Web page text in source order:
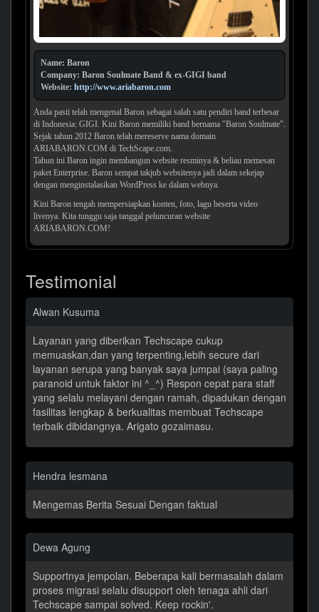
Name: Baron
Company: Baron Soulmate Band & ex-GIGI band
Website: http://www.ariabaron.com
Anda pasti telah mengenal Baron sebagai salah satu pendiri band terbesar
di Indonesia: GIGI. Kini Baron memiliki band bernama "Baron Soulmate".
Sejak tahun 2012 Baron telah mereserve nama domain
ARIABARON.COM di TechScape.com.
Tahun ini Baron ingin membangun website resminya & beliau memesan
paket Enterprise. Baron sempat takjub websitenya jadi dalam sekejap
dengan menginstalasikan WordPress ke dalam webnya.
Kini Baron tengah mempersiapkan konten, foto, lagu beserta video
livenya. Kita tunggu saja tanggal peluncuran website
ARIABARON.COM!
Testimonial
Alwan Kusuma
Layanan yang diberikan Techscape cukup
memuaskan,dan yang terpenting,lebih secure dari
layanan serupa yang banyak saya jumpai (saya paling
paranoid untuk faktor ini ^_^) Respon cepat para staff
yang selalu melayani dengan ramah, dipadukan dengan
fasilitas lengkap & berkualitas membuat Techscape
terbaik dibidangnya. Arigato gozaimasu.
Hendra lesmana
Mengemas Berita Sesuai Dengan faktual
Dewa Agung
Supportnya jempolan. Beberapa kali bermasalah dalam
proses migrasi selalu disupport oleh tenaga ahli dari
Techscape sampai solved. Keep rockin'.